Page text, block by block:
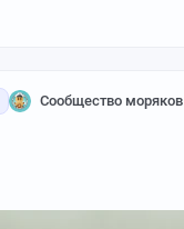
Сообщество моряков